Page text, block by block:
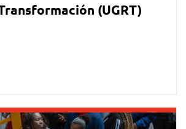
(UGRT)